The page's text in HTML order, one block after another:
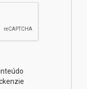
semestre
seus
o PAS antes
Médio